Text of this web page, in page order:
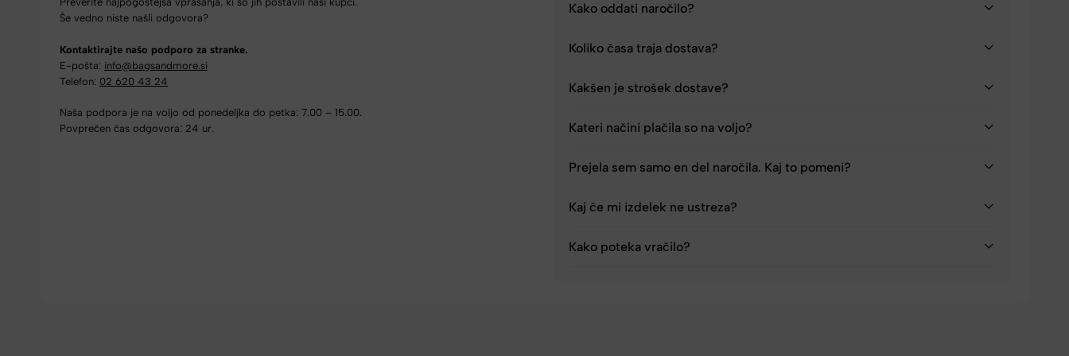
Še vedno niste našli odgovora?
Kontaktirajte našo podporo za stranke.
E-pošta: info@bagsandmore.si
Telefon: 02 620 43 24
Naša podpora je na voljo od ponedeljka do petka: 7.00 – 15.00.
Povprečen čas odgovora: 24 ur.
Kako oddati naročilo?
Koliko časa traja dostava?
Kakšen je strošek dostave?
Kateri načini plačila so na voljo?
Prejela sem samo en del naročila. Kaj to pomeni?
Kaj če mi izdelek ne ustreza?
Kako poteka vračilo?